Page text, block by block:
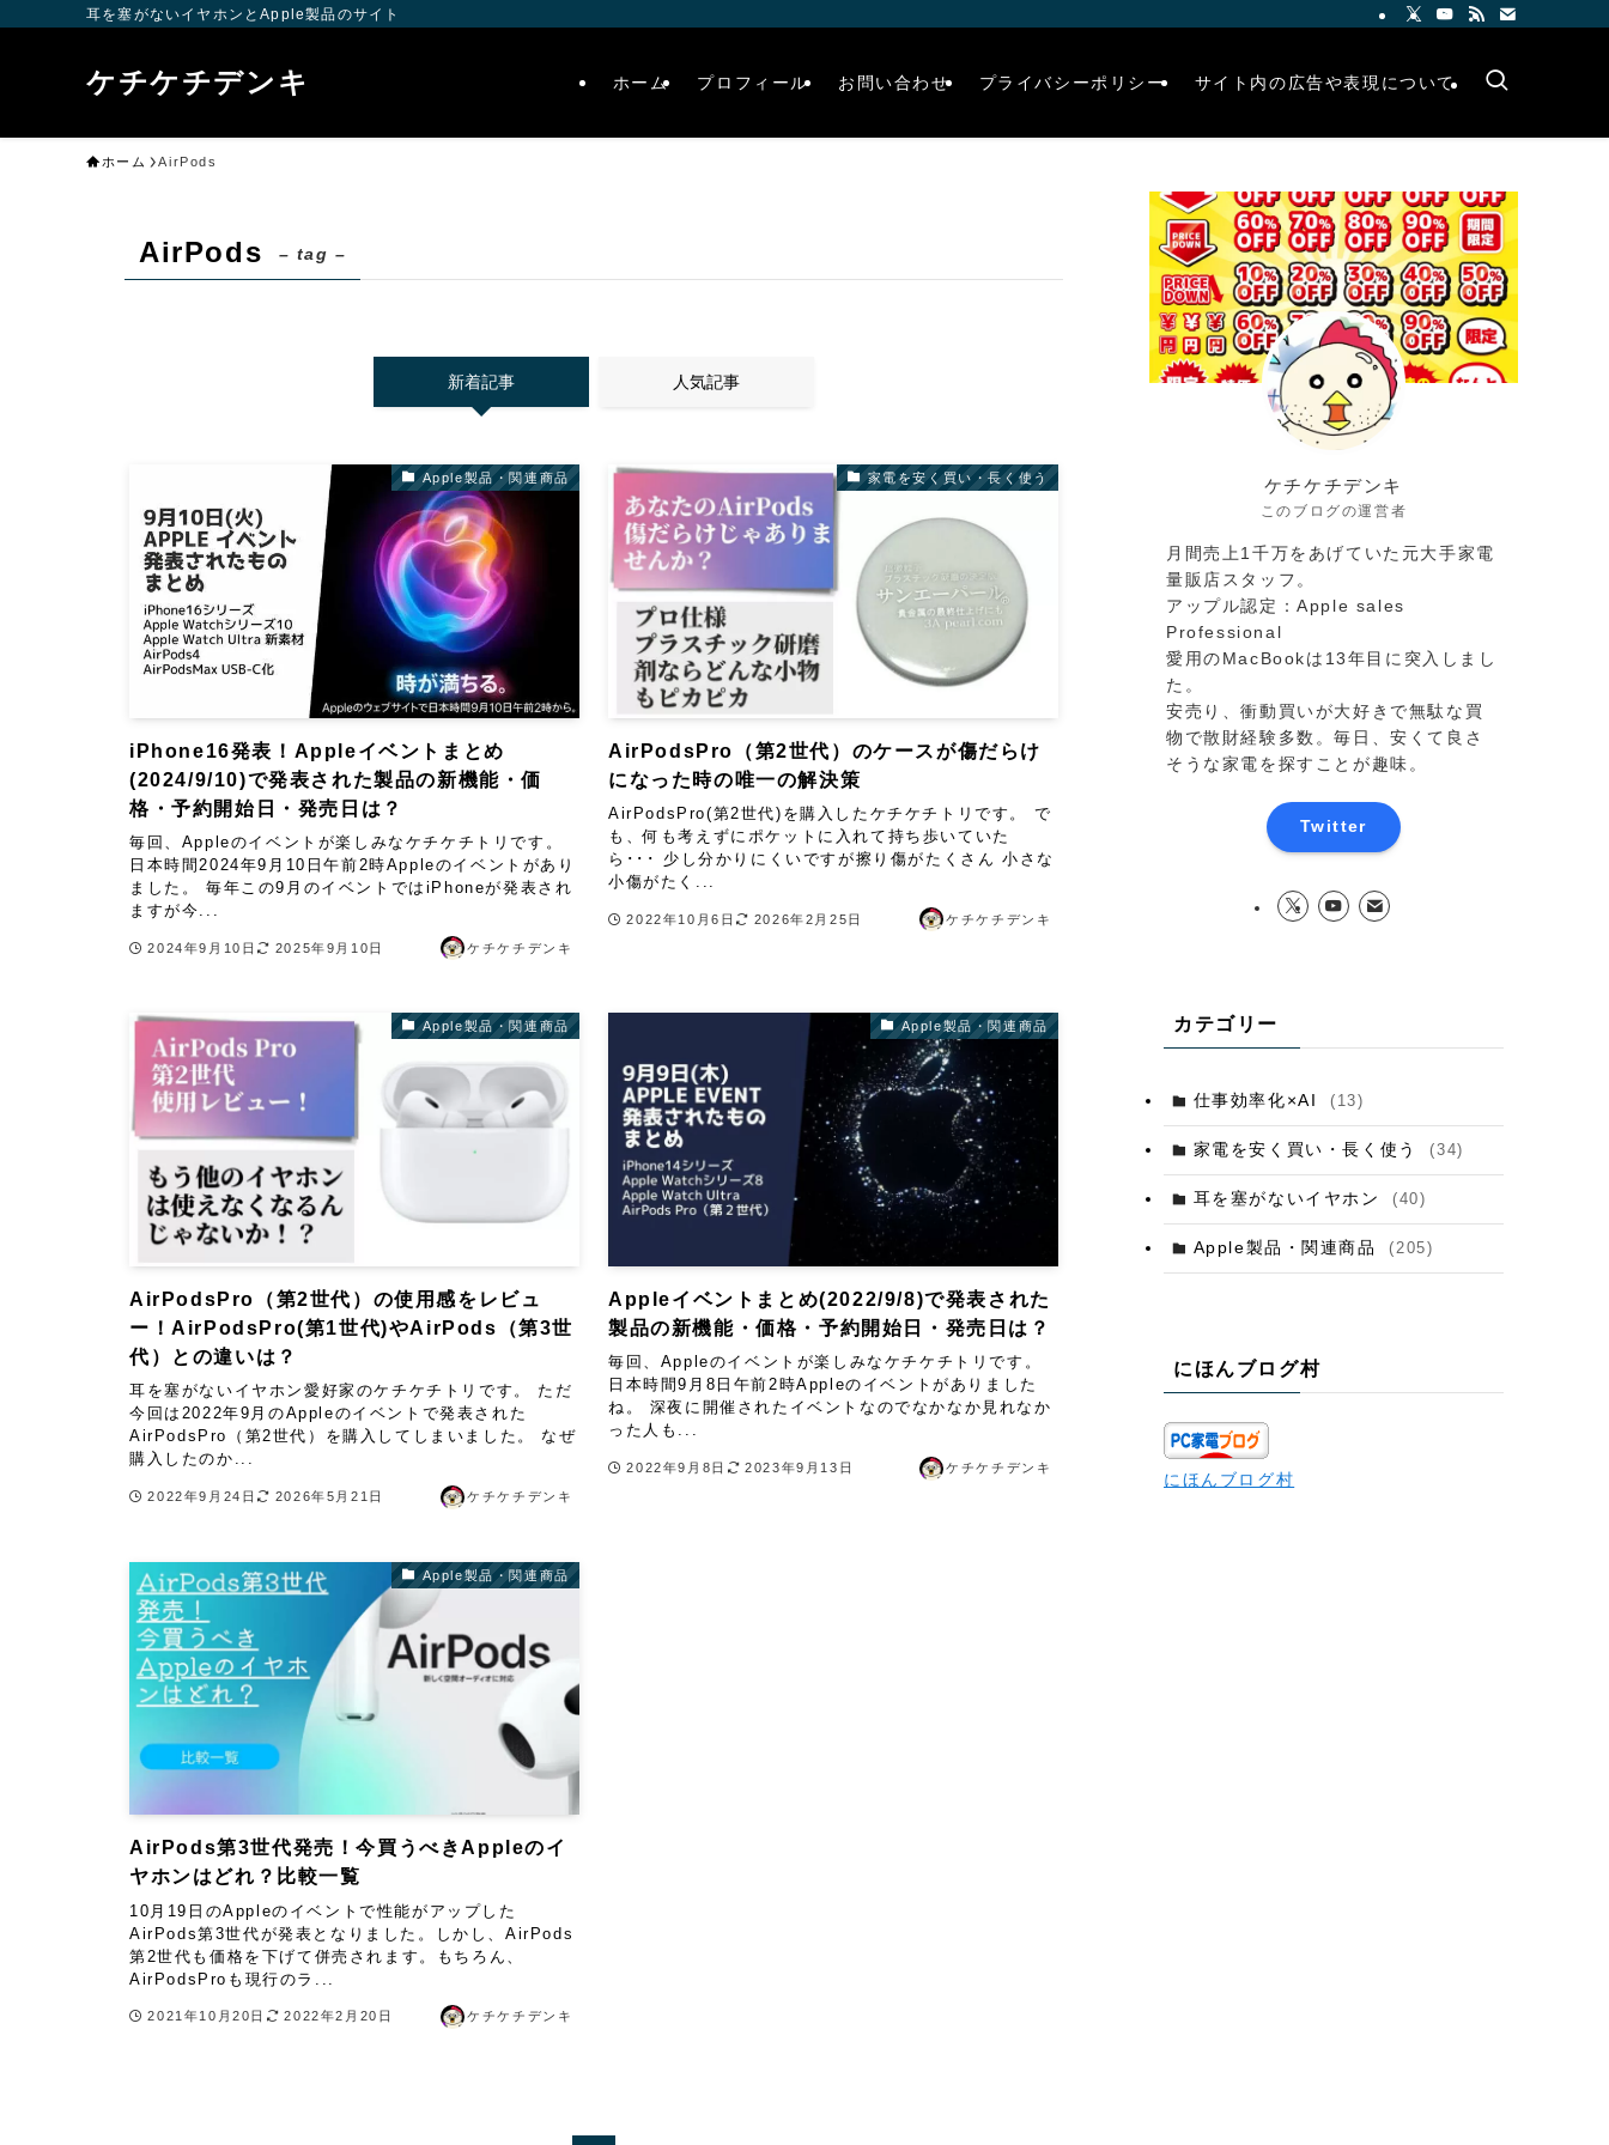
耳を塞がないイヤホンとApple製品のサイト
ケチケチデンキ ホーム プロフィール お問い合わせ プライバシーポリシー サイト内の広告や表現について
ホーム AirPods
AirPods – tag –
新着記事 人気記事
Apple製品・関連商品
iPhone16発表！Appleイベントまとめ
(2024/9/10)で発表された製品の新機能・価
格・予約開始日・発売日は？
毎回、Appleのイベントが楽しみなケチケチトリです。
日本時間2024年9月10日午前2時Appleのイベントがあり
ました。 毎年この9月のイベントではiPhoneが発表され
ますが今...
2024年9月10日 2025年9月10日 ケチケチデンキ
家電を安く買い・長く使う
AirPodsPro（第2世代）のケースが傷だらけ
になった時の唯一の解決策
AirPodsPro(第2世代)を購入したケチケチトリです。 で
も、何も考えずにポケットに入れて持ち歩いていた
ら･･･ 少し分かりにくいですが擦り傷がたくさん 小さな
小傷がたく...
2022年10月6日 2026年2月25日 ケチケチデンキ
Apple製品・関連商品
AirPodsPro（第2世代）の使用感をレビュ
ー！AirPodsPro(第1世代)やAirPods（第3世
代）との違いは？
耳を塞がないイヤホン愛好家のケチケチトリです。 ただ
今回は2022年9月のAppleのイベントで発表された
AirPodsPro（第2世代）を購入してしまいました。 なぜ
購入したのか...
2022年9月24日 2026年5月21日 ケチケチデンキ
Apple製品・関連商品
Appleイベントまとめ(2022/9/8)で発表された
製品の新機能・価格・予約開始日・発売日は？
毎回、Appleのイベントが楽しみなケチケチトリです。
日本時間9月8日午前2時Appleのイベントがありました
ね。 深夜に開催されたイベントなのでなかなか見れなか
った人も...
2022年9月8日 2023年9月13日 ケチケチデンキ
Apple製品・関連商品
AirPods第3世代発売！今買うべきAppleのイ
ヤホンはどれ？比較一覧
10月19日のAppleのイベントで性能がアップした
AirPods第3世代が発表となりました。しかし、AirPods
第2世代も価格を下げて併売されます。もちろん、
AirPodsProも現行のラ...
2021年10月20日 2022年2月20日 ケチケチデンキ
ケチケチデンキ
このブログの運営者
月間売上1千万をあげていた元大手家電
量販店スタッフ。
アップル認定：Apple sales
Professional
愛用のMacBookは13年目に突入しまし
た。
安売り、衝動買いが大好きで無駄な買
物で散財経験多数。毎日、安くて良さ
そうな家電を探すことが趣味。
Twitter
カテゴリー
仕事効率化×AI (13)
家電を安く買い・長く使う (34)
耳を塞がないイヤホン (40)
Apple製品・関連商品 (205)
にほんブログ村
にほんブログ村